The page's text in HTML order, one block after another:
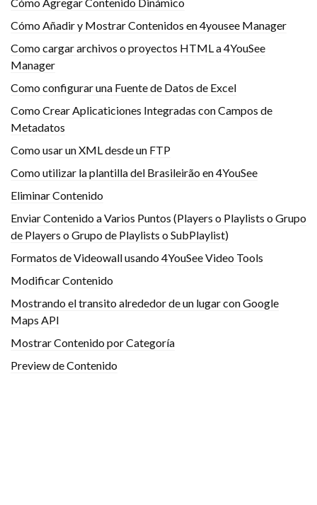
Cómo Agregar Contenido Dinámico
Cómo Añadir y Mostrar Contenidos en 4yousee Manager
Como cargar archivos o proyectos HTML a 4YouSee
Manager
Como configurar una Fuente de Datos de Excel
Como Crear Aplicaticiones Integradas con Campos de
Metadatos
Como usar un XML desde un FTP
Como utilizar la plantilla del Brasileirão en 4YouSee
Eliminar Contenido
Enviar Contenido a Varios Puntos (Players o Playlists o Grupo
de Players o Grupo de Playlists o SubPlaylist)
Formatos de Videowall usando 4YouSee Video Tools
Modificar Contenido
Mostrando el transito alrededor de un lugar con Google
Maps API
Mostrar Contenido por Categoría
Preview de Contenido